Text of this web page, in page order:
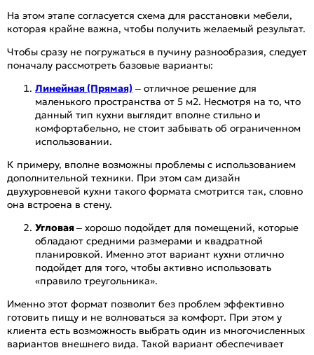
На этом этапе согласуется схема для расстановки мебели,
которая крайне важна, чтобы получить желаемый результат.
Чтобы сразу не погружаться в пучину разнообразия, следует
поначалу рассмотреть базовые варианты:
Линейная (Прямая) – отличное решение для
маленького пространства от 5 м2. Несмотря на то, что
данный тип кухни выглядит вполне стильно и
комфортабельно, не стоит забывать об ограниченном
использовании.
К примеру, вполне возможны проблемы с использованием
дополнительной техники. При этом сам дизайн
двухуровневой кухни такого формата смотрится так, словно
она встроена в стену.
Угловая– хорошо подойдет для помещений, которые
обладают средними размерами и квадратной
планировкой. Именно этот вариант кухни отлично
подойдет для того, чтобы активно использовать
«правило треугольника».
Именно этот формат позволит без проблем эффективно
готовить пищу и не волноваться за комфорт. При этом у
клиента есть возможность выбрать один из многочисленных
вариантов внешнего вида. Такой вариант обеспечивает